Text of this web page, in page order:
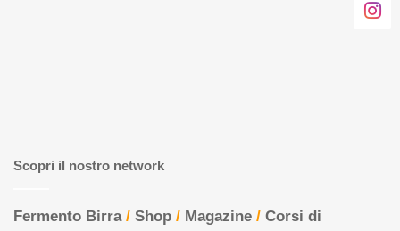
Scopri il nostro network
Fermento Birra/ Shop / Magazine / Corsi di